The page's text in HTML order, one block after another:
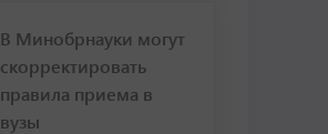
В Минобрнауки могут
скорректировать
правила приема в
вузы